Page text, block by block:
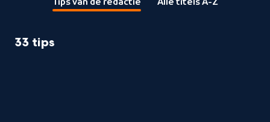
Tips van de redactie Alle titels A-Z
33 tips